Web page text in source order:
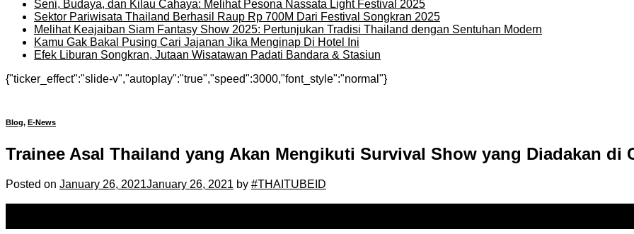
Seni, Budaya, dan Kilau Cahaya: Melihat Pesona Nassata Light Festival 2025
Sektor Pariwisata Thailand Berhasil Raup Rp 700M Dari Festival Songkran 2025
Melihat Keajaiban Siam Fantasy Show 2025: Pertunjukan Tradisi Thailand dengan Sentuhan Modern
Kamu Gak Bakal Pusing Cari Jajanan Jika Menginap Di Hotel Ini
Efek Liburan Songkran, Jutaan Wisatawan Padati Bandara & Stasiun
{"ticker_effect":"slide-v","autoplay":"true","speed":3000,"font_style":"normal"}
Blog, E-News
Trainee Asal Thailand yang Akan Mengikuti Survival Show yang Diadakan di
Posted on January 26, 2021January 26, 2021 by #THAITUBEID